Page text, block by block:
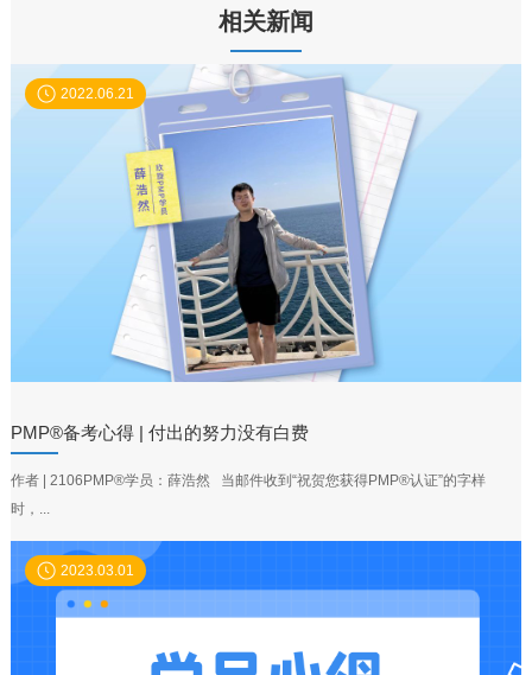
相关新闻
2022.06.21
PMP®备考心得 | 付出的努力没有白费
作者 | 2106PMP®学员：薛浩然 当邮件收到“祝贺您获得PMP®认证”的字样
时，...
2023.03.01